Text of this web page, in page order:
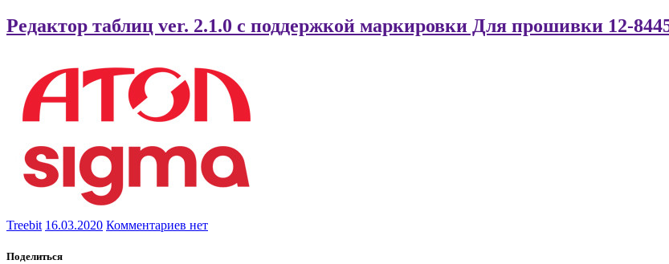
Редактор таблиц ver. 2.1.0 с поддержкой маркировки Для прошивки 12-
Treebit 16.03.2020 Комментариев нет
Поделиться